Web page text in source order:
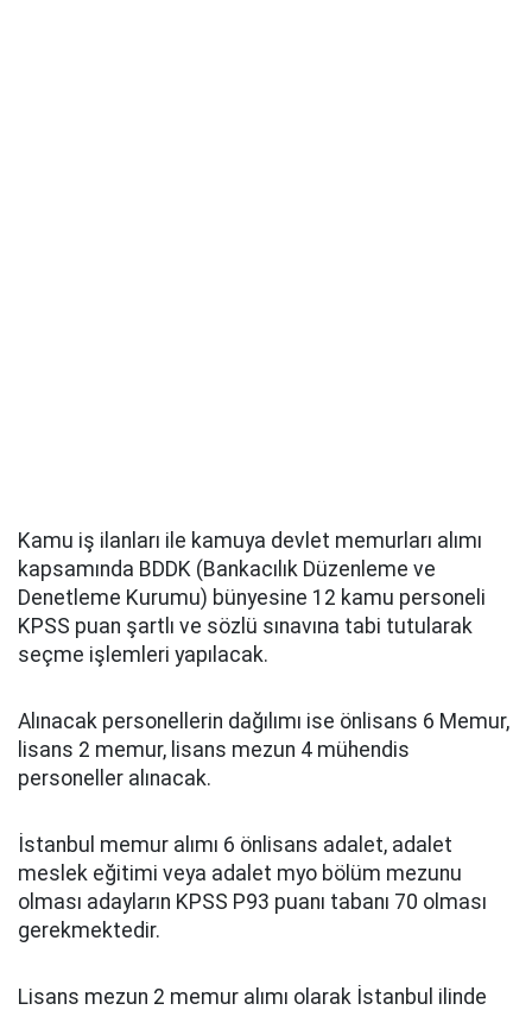
Kamu iş ilanları ile kamuya devlet memurları alımı
kapsamında BDDK (Bankacılık Düzenleme ve
Denetleme Kurumu) bünyesine 12 kamu personeli
KPSS puan şartlı ve sözlü sınavına tabi tutularak
seçme işlemleri yapılacak.
Alınacak personellerin dağılımı ise önlisans 6 Memur,
lisans 2 memur, lisans mezun 4 mühendis
personeller alınacak.
İstanbul memur alımı 6 önlisans adalet, adalet
meslek eğitimi veya adalet myo bölüm mezunu
olması adayların KPSS P93 puanı tabanı 70 olması
gerekmektedir.
Lisans mezun 2 memur alımı olarak İstanbul ilinde